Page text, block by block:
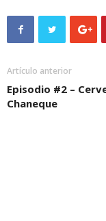
Artículo anterior
Episodio #2 –
Chaneque